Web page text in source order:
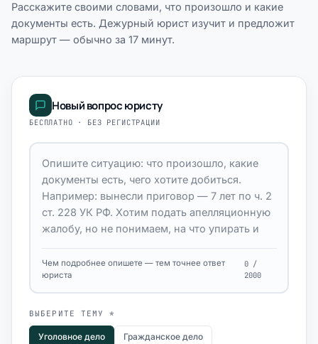
Расскажите своими словами, что произошло и какие
документы есть. Дежурный юрист изучит и предложит
маршрут — обычно за 17 минут.
Новый вопрос юристу
БЕСПЛАТНО · БЕЗ РЕГИСТРАЦИИ
Чем подробнее опишете — тем точнее ответ
юриста
0 /
2000
ВЫБЕРИТЕ ТЕМУ *
Уголовное дело Гражданское дело